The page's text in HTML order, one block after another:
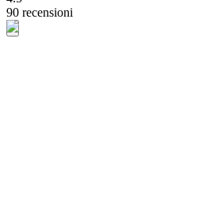
90 recensioni